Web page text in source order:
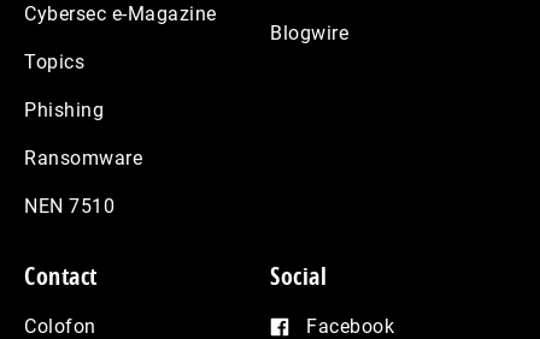
Cybersec e-Magazine
Topics
Phishing
Ransomware
NEN 7510
Blogwire
Contact
Colofon
Social
Facebook